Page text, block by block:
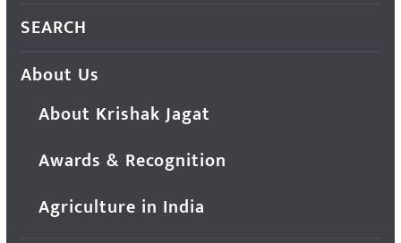
SEARCH
About Us
About Krishak Jagat
Awards & Recognition
Agriculture in India